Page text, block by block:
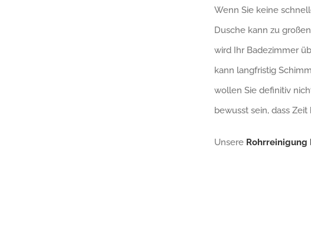
Wenn Sie keine
Dusche kann zu
wird Ihr Badezimmer
kann langfristig
wollen Sie definitiv
bewusst sein, dass
Unsere Rohrreinigung